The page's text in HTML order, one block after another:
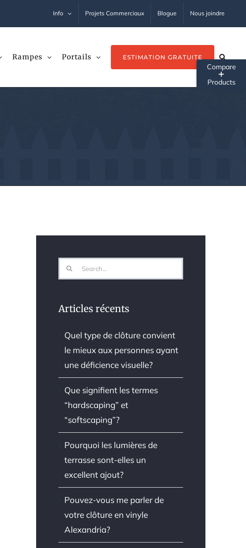
Info Projets Commerciaux Blogue Nous joindre
Rampes Portails ESTIMATION GRATUITE
Search
for:
Articles récents
Quel type de clôture convient
le mieux aux personnes ayant
une déficience visuelle?
Que signifient les termes
“hardscaping” et
“softscaping”?
Pourquoi les lumières de
terrasse sont-elles un
excellent ajout?
Pouvez-vous me parler de
votre clôture en vinyle
Alexandria?